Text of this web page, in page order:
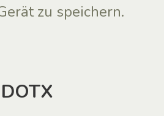
zu speichern.
DOTX